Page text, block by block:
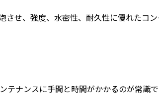
させ、強度、水密性、耐久性に優れたコ
ナンスに手間と時間がかかるのが常識